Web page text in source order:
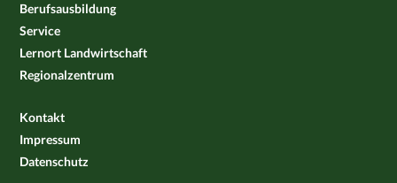
Berufsausbildung
Service
Lernort Landwirtschaft
Regionalzentrum
Kontakt
Impressum
Datenschutz